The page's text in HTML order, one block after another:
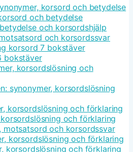
korsord och betydelse
och betydelse
och korsordshjälp
och korsordssvar
korsord 7 bokstäver
bokstäver
korsordslösning och
synonymer, korsordslösning
korsordslösning och förklaring
och förklaring
motsatsord och korsordssvar
korsordslösning och förklaring
korsordslösning och förklaring